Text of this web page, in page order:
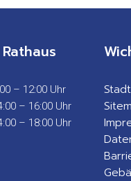
– 12:00 Uhr
– 16:00 Uhr
– 18:00 Uhr